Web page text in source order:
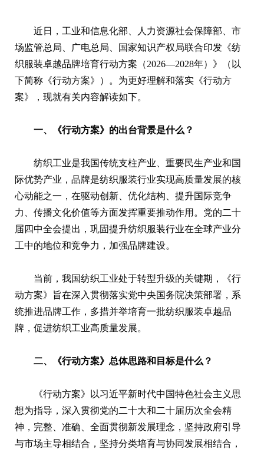
近日，工业和信息化部、人力资源社会保障部、市
场监管总局、广电总局、国家知识产权局联合印发《纺
织服装卓越品牌培育行动方案（2026—2028年）》（以
下简称《行动方案》）。为更好理解和落实《行动方
案》，现就有关内容解读如下。
一、《行动方案》的出台背景是什么？
纺织工业是我国传统支柱产业、重要民生产业和国
际优势产业，品牌是纺织服装行业实现高质量发展的核
心动能之一，在驱动创新、优化结构、提升国际竞争
力、传播文化价值等方面发挥重要推动作用。党的二十
届四中全会提出，巩固提升纺织服装行业在全球产业分
工中的地位和竞争力，加强品牌建设。
当前，我国纺织工业处于转型升级的关键期，《行
动方案》旨在深入贯彻落实党中央国务院决策部署，系
统推进品牌工作，多措并举培育一批纺织服装卓越品
牌，促进纺织工业高质量发展。
二、《行动方案》总体思路和目标是什么？
《行动方案》以习近平新时代中国特色社会主义思
想为指导，深入贯彻党的二十大和二十届历次全会精
神，完整、准确、全面贯彻新发展理念，坚持政府引导
与市场主导相结合，坚持分类培育与协同发展相结合，